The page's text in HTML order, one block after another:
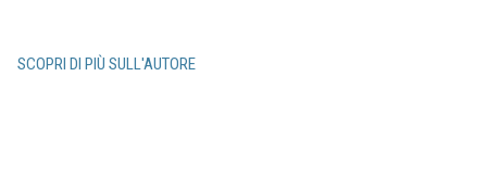
SCOPRI DI PIÙ SULL'AUTORE